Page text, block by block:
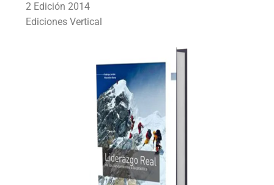
2 Edición 2014
Ediciones Vertical